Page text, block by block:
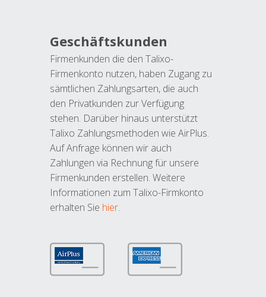
Geschäftskunden
Firmenkunden die den Talixo-
Firmenkonto nutzen, haben Zugang zu
sämtlichen Zahlungsarten, die auch
den Privatkunden zur Verfügung
stehen. Darüber hinaus unterstützt
Talixo Zahlungsmethoden wie AirPlus.
Auf Anfrage können wir auch
Zahlungen via Rechnung für unsere
Firmenkunden erstellen. Weitere
Informationen zum Talixo-Firmkonto
erhalten Sie hier.